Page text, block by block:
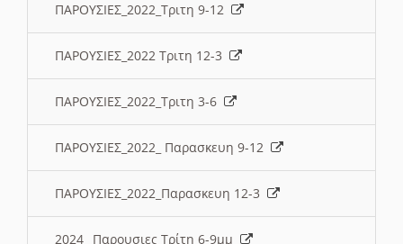
ΠΑΡΟΥΣΙΕΣ_2022_Τριτη 9-12
ΠΑΡΟΥΣΙΕΣ_2022 Τριτη 12-3
ΠΑΡΟΥΣΙΕΣ_2022_Τριτη 3-6
ΠΑΡΟΥΣΙΕΣ_2022_ Παρασκευη 9-12
ΠΑΡΟΥΣΙΕΣ_2022_Παρασκευη 12-3
2024_ Παρουσιες Τρίτη 6-9μμ